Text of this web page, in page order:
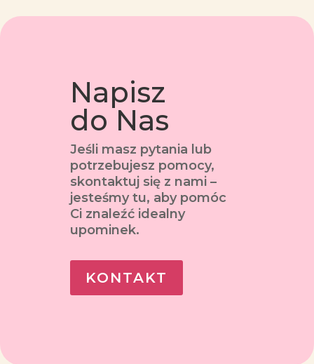
Napisz
do Nas
Jeśli masz pytania lub
potrzebujesz pomocy,
skontaktuj się z nami –
jesteśmy tu, aby pomóc
Ci znaleźć idealny
upominek.
KONTAKT